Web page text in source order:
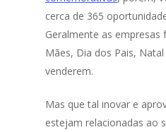
cerca de 365
Geralmente as empresas
Mães, Dia dos Pais,
venderem.
Mas que tal inovar e
estejam relacionadas ao